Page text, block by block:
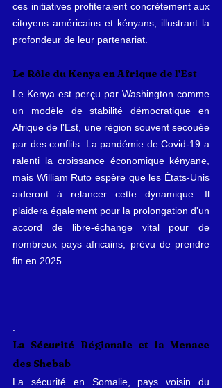
ces initiatives profiteraient concrètement aux
citoyens américains et kényans, illustrant la
profondeur de leur partenariat.
Le Rôle du Kenya en Afrique de l'Est
Le Kenya est perçu par Washington comme
un modèle de stabilité démocratique en
Afrique de l'Est, une région souvent secouée
par des conflits. La pandémie de Covid-19 a
ralenti la croissance économique kényane,
mais William Ruto espère que les États-Unis
aideront à relancer cette dynamique. Il
plaidera également pour la prolongation d'un
accord de libre-échange vital pour de
nombreux pays africains, prévu de prendre
fin en 2025
.
La Sécurité Régionale et la Menace
des Shebab
La sécurité en Somalie, pays voisin du